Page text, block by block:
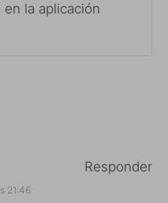
la aplicación
21:46
Responder